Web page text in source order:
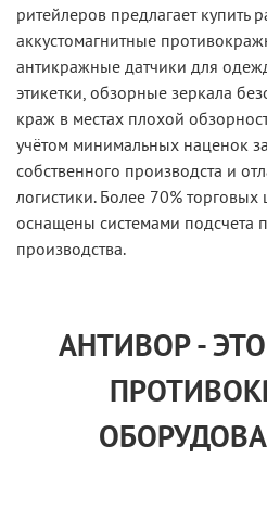
ритейлеров предлагает купить
аккустомагнитные
антикражные датчики для
этикетки, обзорные зеркала
краж в местах плохой
учётом минимальных наценок
собственного производста и
логистики. Более 70% торговых
оснащены системами подсчета
производства.
АНТИВОР -